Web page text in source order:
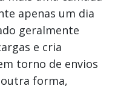
apenas um dia
geralmente
e cria
torno de envios
forma,